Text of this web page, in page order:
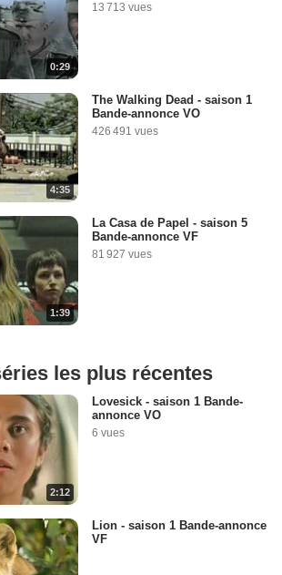
0:29
13 713 vues
4:35
The Walking Dead - saison 1
Bande-annonce VO
426 491 vues
1:39
La Casa de Papel - saison 5
Bande-annonce VF
81 927 vues
les plus récentes
2:12
Lovesick - saison 1 Bande-
annonce VO
6 vues
Lion - saison 1 Bande-annonce
VF